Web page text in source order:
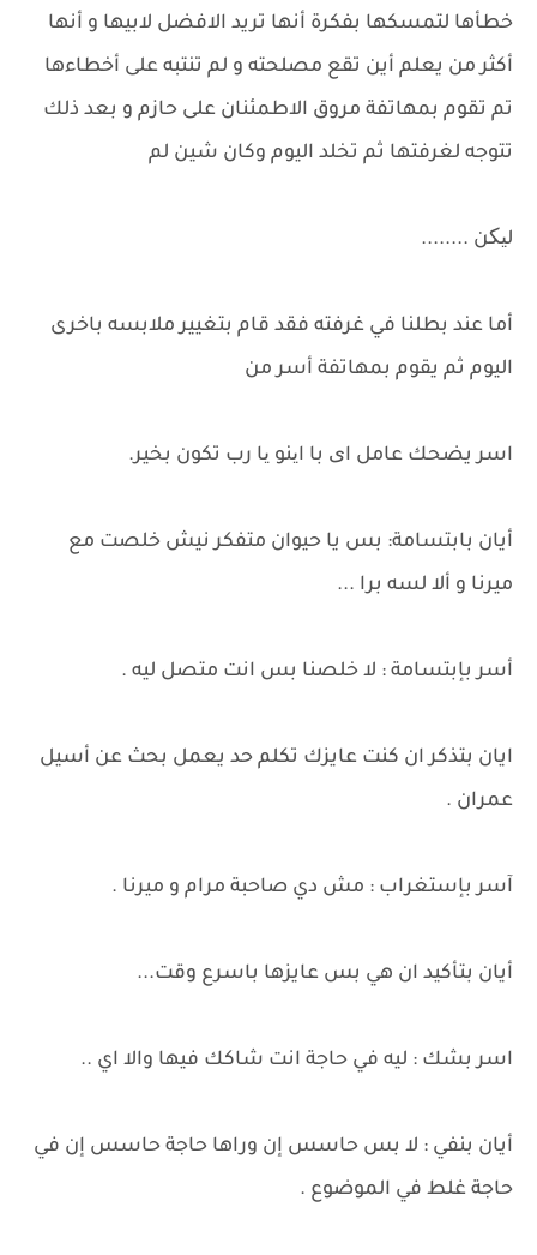
خطأها لتمسكها بفكرة أنها تريد الافضل لابيها و أنها
أكثر من يعلم أين تقع مصلحته و لم تنتبه على أخطاءها
تم تقوم بمهاتفة مروق الاطمئنان على حازم و بعد ذلك
تتوجه لغرفتها ثم تخلد اليوم وكان شين لم
لیکن ........
أما عند بطلنا في غرفته فقد قام بتغيير ملابسه باخرى
اليوم ثم يقوم بمهاتفة أسر من
اسر يضحك عامل ای با اینو یا رب تكون بخير.
أيان بابتسامة: بس يا حيوان متفكر نيش خلصت مع
ميرنا و ألا لسه برا ...
أسر بإبتسامة : لا خلصنا بس انت متصل ليه .
ايان بتذكر ان كنت عايزك تكلم حد يعمل بحث عن أسيل
عمران .
آسر بإستغراب : مش دي صاحبة مرام و ميرنا .
أيان بتأكيد ان هي بس عايزها باسرع وقت...
اسر بشك : ليه في حاجة انت شاكك فيها والا اي ..
أيان بنفي : لا بس حاسس إن وراها حاجة حاسس إن في
حاجة غلط في الموضوع .